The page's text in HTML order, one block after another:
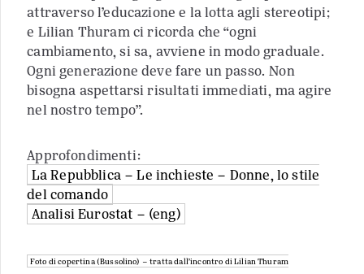
attraverso l’educazione e la lotta agli stereotipi;
e Lilian Thuram ci ricorda che “ogni
cambiamento, si sa, avviene in modo graduale.
Ogni generazione deve fare un passo. Non
bisogna aspettarsi risultati immediati, ma agire
nel nostro tempo”.
Approfondimenti:
La Repubblica – Le inchieste – Donne, lo stile
del comando
Analisi Eurostat – (eng)
Foto di copertina (Bussolino) – tratta dall’incontro di Lilian Thuram